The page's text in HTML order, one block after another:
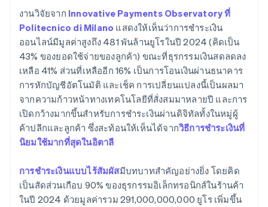
งานวิจัยจาก Innovative Payments Observatory ที่
Politecnico di Milano แสดงให้เห็นว่าการชำระเงิน
ออนไลน์มีมูลค่าสูงถึง 481 พันล้านยูโรในปี 2024 (คิดเป็น
43% ของยอดใช้จ่ายของลูกค้า) ขณะที่ธุรกรรมเงินสดลดลง
เหลือ 41% ส่วนที่เหลืออีก 16% เป็นการโอนเงินผ่านธนาคาร
การหักบัญชีอัตโนมัติ และเช็ค การเปลี่ยนแปลงนี้เป็นผลมา
จากความก้าวหน้าทางเทคโนโลยีที่สั่งสมมาหลายปี และการ
เปิดกว้างมากขึ้นสำหรับการชำระเงินผ่านดิจิทัลทั้งในหมู่ผู้
ค้าปลีกและลูกค้า ซึ่งสะท้อนให้เห็นได้จากวิธีการชำระเงินที่
นิยมใช้มากที่สุดในอิตาลี
การชำระเงินแบบไร้สัมผัสมีบทบาทสำคัญอย่างยิ่ง โดยคิด
เป็นสัดส่วนเกือบ 90% ของธุรกรรมอิเล็กทรอนิกส์ในร้านค้า
ในปี 2024 ด้วยมูลค่ารวม 291,000,000,000 ยูโร เพิ่มขึ้น